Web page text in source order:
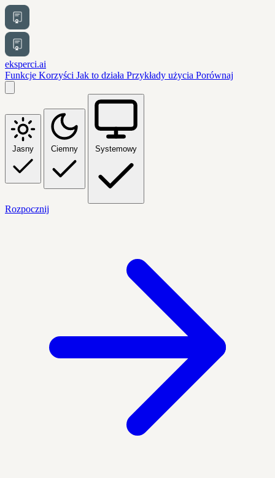
eksperci.ai
Funkcje Korzyści Jak to działa Przykłady użycia Porównaj
Jasny Ciemny Systemowy
Rozpocznij